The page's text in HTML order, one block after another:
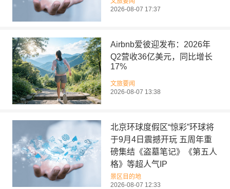
2026-08-07 17:37
Airbnb爱彼迎发布：2026年
Q2营收36亿美元，同比增长
17%
文旅要闻
2026-08-07 13:38
北京环球度假区“惊彩”环球将
于9月4日震撼开玩 五周年重
磅集结《盗墓笔记》《第五人
格》等超人气IP
景区目的地
2026-08-07 12:33